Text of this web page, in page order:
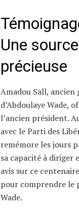
Une
précieuse
Amadou Sall, ancien
d’Abdoulaye Wade,
l’ancien président.
avec le Parti des
remémore les jours
sa capacité à diriger
avis sur ce
pour comprendre le
Wade.